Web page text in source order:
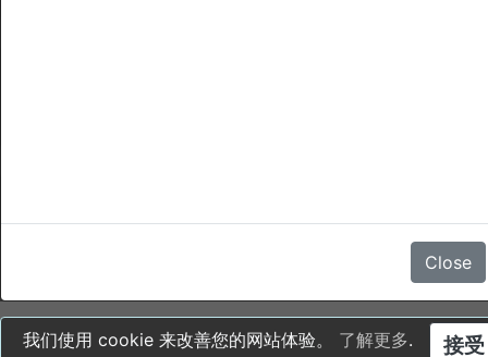
Close
接受
我们使用 cookie 来改善您的网站体验。 了解更多.